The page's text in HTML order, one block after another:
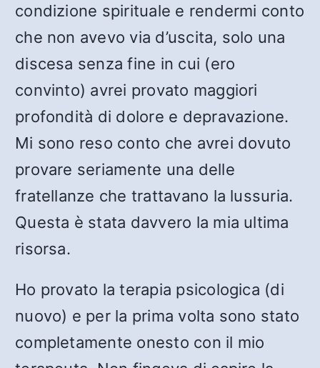
condizione spirituale e rendermi conto
che non avevo via d’uscita, solo una
discesa senza fine in cui (ero
convinto) avrei provato maggiori
profondità di dolore e depravazione.
Mi sono reso conto che avrei dovuto
provare seriamente una delle
fratellanze che trattavano la lussuria.
Questa è stata davvero la mia ultima
risorsa.
Ho provato la terapia psicologica (di
nuovo) e per la prima volta sono stato
completamente onesto con il mio